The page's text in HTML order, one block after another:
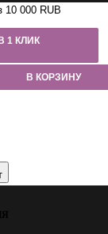
10 000 RUB
1 КЛИК
В КОРЗИНУ